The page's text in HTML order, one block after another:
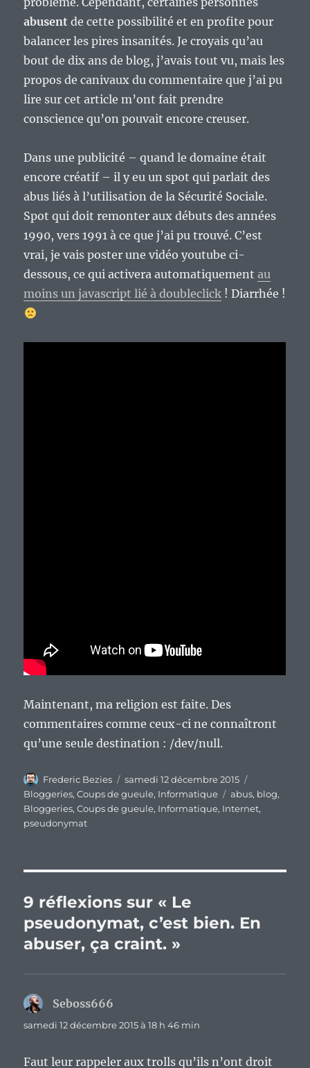
abusent de cette possibilité et en profite pour
balancer les pires insanités. Je croyais qu’au
bout de dix ans de blog, j’avais tout vu, mais les
propos de canivaux du commentaire que j’ai pu
lire sur cet article m’ont fait prendre
conscience qu’on pouvait encore creuser.
Dans une publicité – quand le domaine était
encore créatif – il y eu un spot qui parlait des
abus liés à l’utilisation de la Sécurité Sociale.
Spot qui doit remonter aux débuts des années
1990, vers 1991 à ce que j’ai pu trouvé. C’est
vrai, je vais poster une vidéo youtube ci-
dessous, ce qui activera automatiquementau
moins un javascript lié à doubleclick ! Diarrhée !
Maintenant, ma religion est faite. Des
commentaires comme ceux-ci ne connaîtront
qu’une seule destination : /dev/null.
Auteur
Frederic Bezies
Publié
le
samedi 12 décembre 2015
Bloggeries,Coups de gueule, Informatique Étiquettes
abus, blog,
Bloggeries,Coups de gueule, Informatique, Internet,
pseudonymat
9 réflexions sur « Le
pseudonymat, c’est bien. En
abuser, ça craint. »
Seboss666
samedi 12 décembre 2015 à 18 h 46 min
Faut leur rappeler aux trolls qu’ils n’ont droit